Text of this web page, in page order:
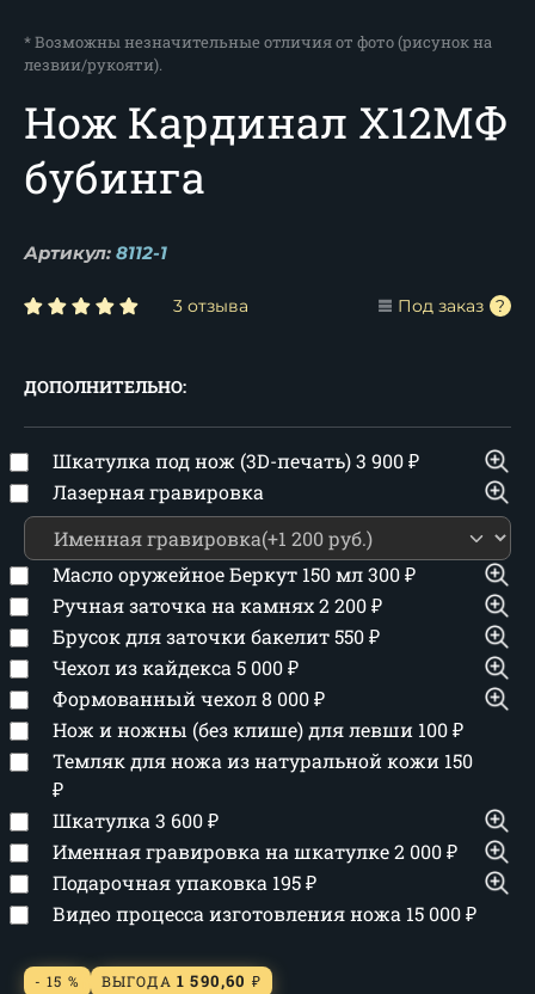
* Возможны незначительные отличия от фото (рисунок на
лезвии/рукояти).
Нож Кардинал Х12МФ
бубинга
Артикул: 8112-1
3 отзыва Под заказ
ДОПОЛНИТЕЛЬНО:
Шкатулка под нож (3D-печать)3 900₽
Лазерная гравировка
Масло оружейное Беркут 150 мл300₽
Ручная заточка на камнях2 200₽
Брусок для заточки бакелит550₽
Чехол из кайдекса 5 000₽
Формованный чехол8 000₽
Нож и ножны (без клише) для левши 100₽
Темляк для ножа из натуральной кожи 150
₽
Шкатулка 3 600₽
Именная гравировка на шкатулке2 000₽
Подарочная упаковка 195₽
Видео процесса изготовления ножа 15 000₽
- 15 % ВЫГОДА 1 590,60 ₽